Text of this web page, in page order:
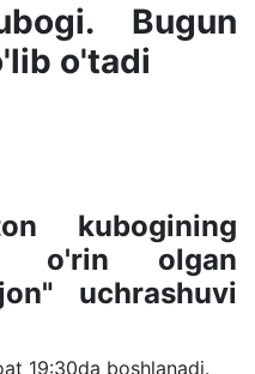
Bugun
o'tadi
kubogining
o'rin olgan
uchrashuvi
19:30da boshlanadi.